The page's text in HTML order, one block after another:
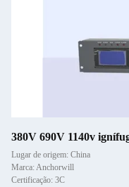
380V 690V 1140v
Lugar de origem: China
Marca: Anchorwill
Certificação: 3C